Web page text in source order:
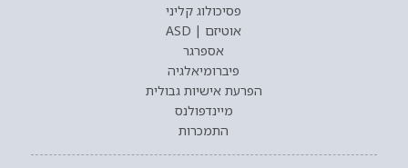
פסיכולוג קליני
אוטיזם | ASD
אספרגר
פיברומיאלגיה
הפרעת אישיות גבולית
מיינדפולנס
התמכרות